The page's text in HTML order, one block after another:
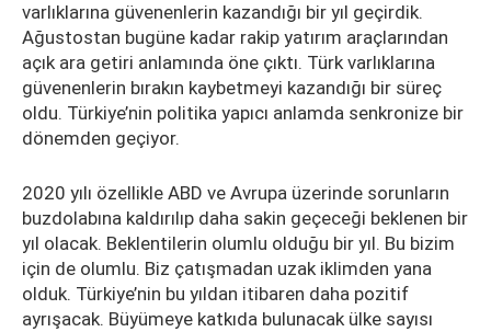
varlıklarına güvenenlerin kazandığı bir yıl geçirdik.
Ağustostan bugüne kadar rakip yatırım araçlarından
açık ara getiri anlamında öne çıktı. Türk varlıklarına
güvenenlerin bırakın kaybetmeyi kazandığı bir süreç
oldu. Türkiye’nin politika yapıcı anlamda senkronize bir
dönemden geçiyor.
2020 yılı özellikle ABD ve Avrupa üzerinde sorunların
buzdolabına kaldırılıp daha sakin geçeceği beklenen bir
yıl olacak. Beklentilerin olumlu olduğu bir yıl. Bu bizim
için de olumlu. Biz çatışmadan uzak iklimden yana
olduk. Türkiye’nin bu yıldan itibaren daha pozitif
ayrışacak. Büyümeye katkıda bulunacak ülke sayısı